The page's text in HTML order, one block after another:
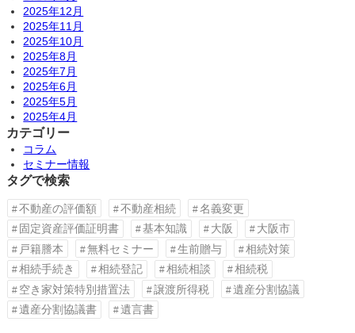
2025年12月
2025年11月
2025年10月
2025年8月
2025年7月
2025年6月
2025年5月
2025年4月
カテゴリー
コラム
セミナー情報
タグで検索
不動産の評価額 不動産相続
名義変更
固定資産評価証明書
基本知識 大阪
大阪市
戸籍謄本
無料セミナー 生前贈与
相続対策
相続手続き
相続登記 相続相談
相続税
空き家対策特別措置法
譲渡所得税
遺産分割協議
遺産分割協議書
遺言書